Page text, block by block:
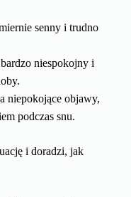
senny i trudno
niespokojny i
niepokojące objawy,
podczas snu.
i doradzi, jak